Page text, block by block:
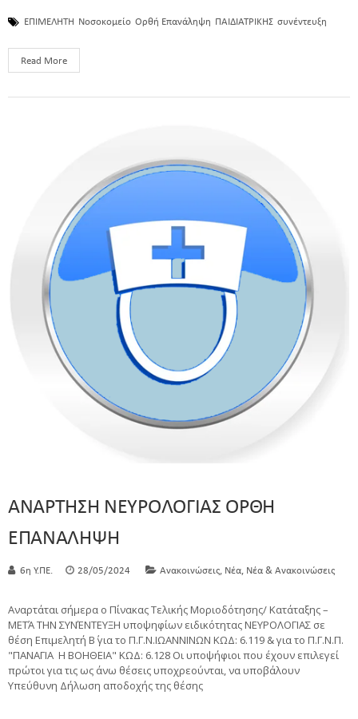
ΕΠΙΜΕΛΗΤΗ Νοσοκομείο Ορθή Επανάληψη ΠΑΙΔΙΑΤΡΙΚΗΣ συνέντευξη
Read More
ΑΝΑΡΤΗΣΗ ΝΕΥΡΟΛΟΓΙΑΣ ΟΡΘΗ
ΕΠΑΝΑΛΗΨΗ
6η Υ.ΠΕ. 28/05/2024 Ανακοινώσεις, Νέα, Νέα & Ανακοινώσεις
Αναρτάται σήμερα ο Πίνακας Τελικής Μοριοδότησης/ Κατάταξης –
ΜΕΤΆ ΤΗΝ ΣΥΝΈΝΤΕΥΞΗ υποψηφίων ειδικότητας ΝΕΥΡΟΛΟΓΙΑΣ σε
θέση Επιμελητή Β΄ για το Π.Γ.Ν.ΙΩΑΝΝΙΝΩΝ ΚΩΔ: 6.119 & για το Π.Γ.Ν.Π.
"ΠΑΝΑΓΙΑ Η ΒΟΗΘΕΙΑ" ΚΩΔ: 6.128 Οι υποψήφιοι που έχουν επιλεγεί
πρώτοι για τις ως άνω θέσεις υποχρεούνται, να υποβάλουν
Υπεύθυνη Δήλωση αποδοχής της θέσης